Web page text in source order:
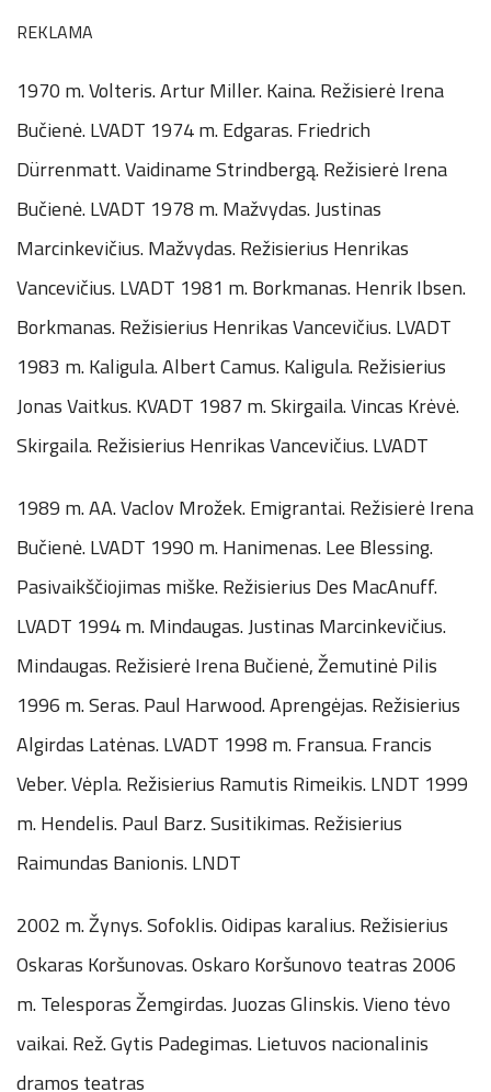
REKLAMA
1970 m. Volteris. Artur Miller. Kaina. Režisierė Irena
Bučienė. LVADT 1974 m. Edgaras. Friedrich
Dürrenmatt. Vaidiname Strindbergą. Režisierė Irena
Bučienė. LVADT 1978 m. Mažvydas. Justinas
Marcinkevičius. Mažvydas. Režisierius Henrikas
Vancevičius. LVADT 1981 m. Borkmanas. Henrik Ibsen.
Borkmanas. Režisierius Henrikas Vancevičius. LVADT
1983 m. Kaligula. Albert Camus. Kaligula. Režisierius
Jonas Vaitkus. KVADT 1987 m. Skirgaila. Vincas Krėvė.
Skirgaila. Režisierius Henrikas Vancevičius. LVADT
1989 m. AA. Vaclov Mrožek. Emigrantai. Režisierė Irena
Bučienė. LVADT 1990 m. Hanimenas. Lee Blessing.
Pasivaikščiojimas miške. Režisierius Des MacAnuff.
LVADT 1994 m. Mindaugas. Justinas Marcinkevičius.
Mindaugas. Režisierė Irena Bučienė, Žemutinė Pilis
1996 m. Seras. Paul Harwood. Aprengėjas. Režisierius
Algirdas Latėnas. LVADT 1998 m. Fransua. Francis
Veber. Vėpla. Režisierius Ramutis Rimeikis. LNDT 1999
m. Hendelis. Paul Barz. Susitikimas. Režisierius
Raimundas Banionis. LNDT
2002 m. Žynys. Sofoklis. Oidipas karalius. Režisierius
Oskaras Koršunovas. Oskaro Koršunovo teatras 2006
m. Telesporas Žemgirdas. Juozas Glinskis. Vieno tėvo
vaikai. Rež. Gytis Padegimas. Lietuvos nacionalinis
dramos teatras